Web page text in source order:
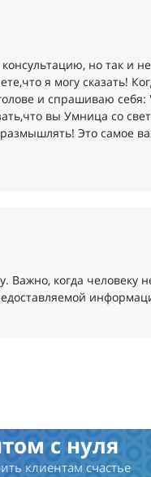
способ прикорма
на моем пути! И,
но так и
я могу сказать!
и спрашиваю
вы Умница со
Это самое
когда человеку
с нуля
клиентам счастье